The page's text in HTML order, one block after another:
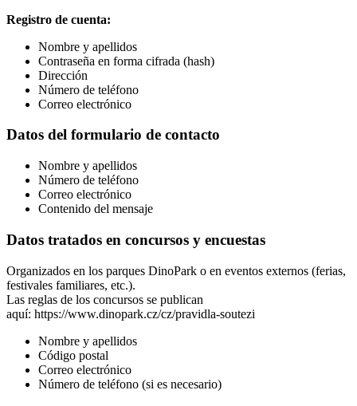
Registro de cuenta:
Nombre y apellidos
Contraseña en forma cifrada (hash)
Dirección
Número de teléfono
Correo electrónico
Datos del formulario de contacto
Nombre y apellidos
Número de teléfono
Correo electrónico
Contenido del mensaje
Datos tratados en concursos y encuestas
Organizados en los parques DinoPark o en eventos externos (ferias,
festivales familiares, etc.).
Las reglas de los concursos se publican
aquí: https://www.dinopark.cz/cz/pravidla-soutezi
Nombre y apellidos
Código postal
Correo electrónico
Número de teléfono (si es necesario)